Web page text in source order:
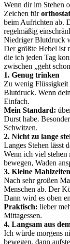
Wenn dir im Stehen
Zeichen für
beim Aufrichten ab.
regelmäßig
Niedriger Blutdruck
Der größte Hebel ist
die ich jeden Tag
zwischen „geht
1. Genug trinken
Zu wenig Flüssigkeit
Blutdruck. Wenn
Einfach.
Mein Standard:
Durst habe.
Schwitzen.
2. Nicht zu lange
Langes Stehen lässt
Wenn ich viel
bewegen, Waden
3. Kleine
Nach sehr großen
Menschen ab. Der
Dann wird es oben
Praktisch: lieber
Mittagessen.
4. Langsam aus
Ich würde morgens
bewegen, dann